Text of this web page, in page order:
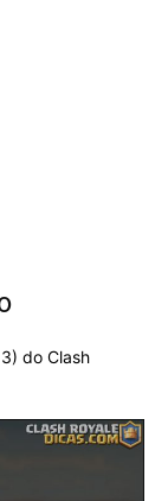
do Clash